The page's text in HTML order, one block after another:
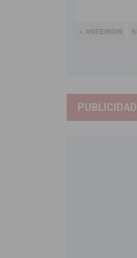
PUBLICIDAD